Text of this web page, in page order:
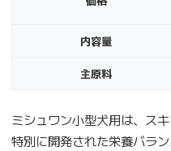
内容量
主原料
ミシュワン小型犬用は、ス
特別に開発された栄養バラ